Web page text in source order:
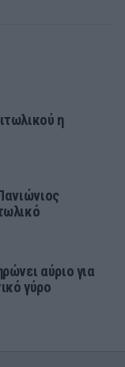
η
αύριο για
γύρο